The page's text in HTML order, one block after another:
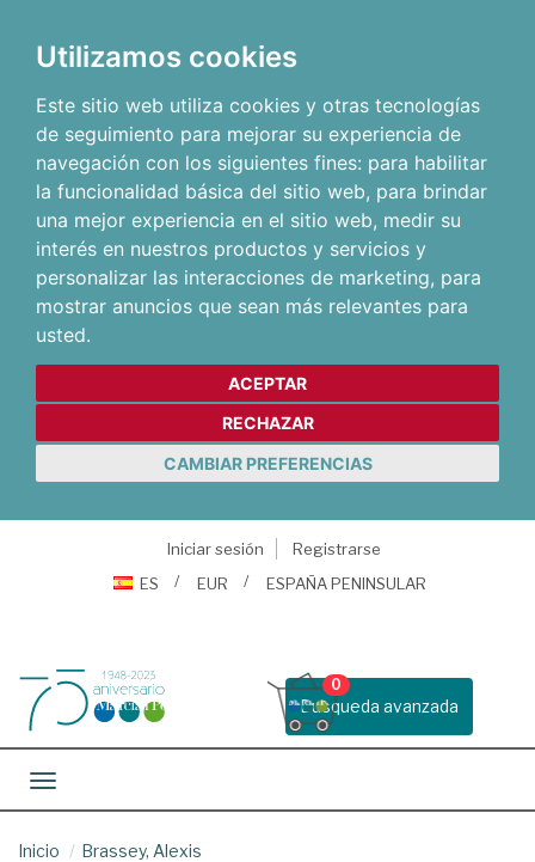
Utilizamos cookies
Este sitio web utiliza cookies y otras tecnologías
de seguimiento para mejorar su experiencia de
navegación con los siguientes fines: para habilitar
la funcionalidad básica del sitio web, para brindar
una mejor experiencia en el sitio web, medir su
interés en nuestros productos y servicios y
personalizar las interacciones de marketing, para
mostrar anuncios que sean más relevantes para
usted.
ACEPTAR
RECHAZAR
CAMBIAR PREFERENCIAS
Iniciar sesión
Registrarse
ES
EUR ESPAÑA PENINSULAR
Busqueda avanzada
0
Toggle navigation
Inicio Brassey, Alexis